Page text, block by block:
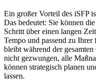
Ein großer Vorteil des iSFP
Das bedeutet: Sie können
Schritt über einen langen
Tempo und passend zu
bleibt während der
nicht gezwungen, alle
können strategisch planen
lassen.